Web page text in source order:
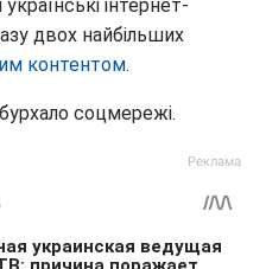
інтернет-
двох найбільших
контентом.
соцмережі.